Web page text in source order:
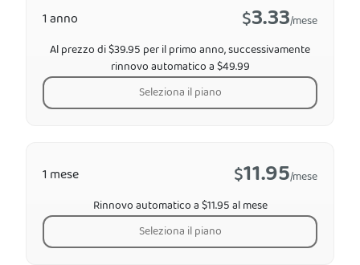
1 mese $11.95/mese
Rinnovo automatico a $11.95 al mese
Seleziona il piano
1 anno $3.33/mese
Al prezzo di $39.95 per il primo anno, successivamente
rinnovo automatico a $49.99
Seleziona il piano